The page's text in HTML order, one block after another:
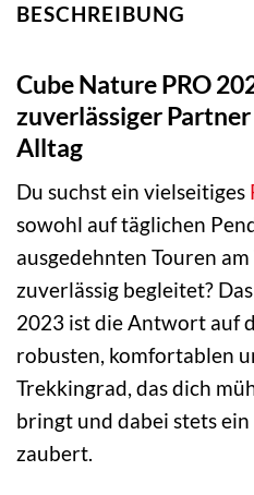
BESCHREIBUNG
Cube Nature PRO
zuverlässiger
Alltag
Du suchst ein vielseitiges
sowohl auf täglichen
ausgedehnten Touren
zuverlässig begleitet? Das
2023 ist die Antwort auf
robusten, komfortablen
Trekkingrad, das dich
bringt und dabei stets
zaubert.